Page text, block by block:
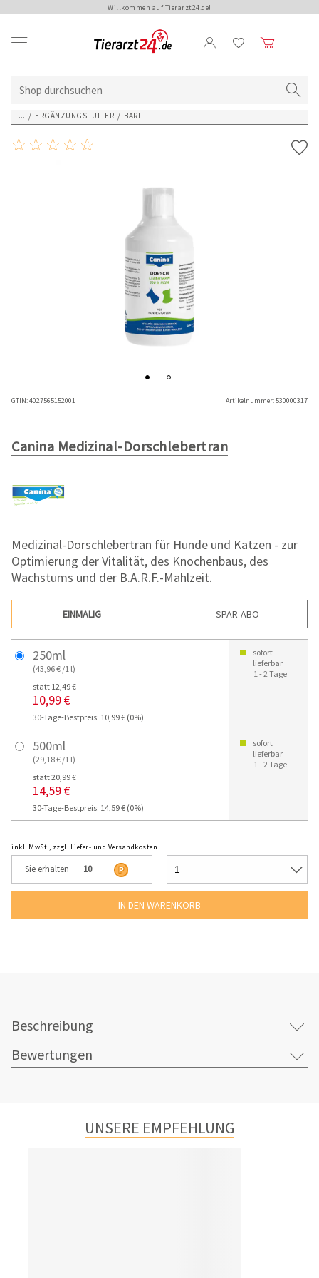
Willkommen auf Tierarzt24.de!
... / ERGÄNZUNGSFUTTER / BARF
GTIN:4027565152001 Artikelnummer:530000317
Canina Medizinal-Dorschlebertran
Medizinal-Dorschlebertran für Hunde und Katzen - zur
Optimierung der Vitalität, des Knochenbaus, des
Wachstums und der B.A.R.F.-Mahlzeit.
EINMALIG SPAR-ABO
250ml
(43,96 € /1 l)
statt 12,49 €
10,99 €
30-Tage-Bestpreis: 10,99 € (0%)
sofort
lieferbar
1 - 2 Tage
500ml
(29,18 € /1 l)
statt 20,99 €
14,59 €
30-Tage-Bestpreis: 14,59 € (0%)
sofort
lieferbar
1 - 2 Tage
inkl. MwSt., zzgl. Liefer- und Versandkosten
Sie erhalten 10
Beschreibung
Bewertungen
UNSERE EMPFEHLUNG